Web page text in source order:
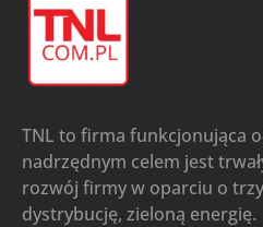
TNL to firma funkcjonująca
nadrzędnym celem jest
rozwój firmy w oparciu o
dystrybucję, zieloną energię.